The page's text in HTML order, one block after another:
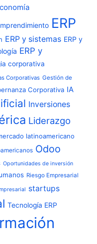
ERP
ERP y sistemas ERP y
ERP y
corporativa
Corporativas Gestión de
Corporativa IA
Inversiones
Liderazgo
latinoamericano
Odoo
Oportunidades de inversión
Riesgo Empresarial
startups
Tecnología ERP